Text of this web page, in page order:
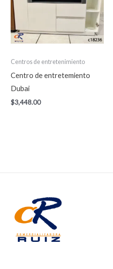
Centros de entretenimiento
Centro de entretemiento
Dubai
$3,448.00